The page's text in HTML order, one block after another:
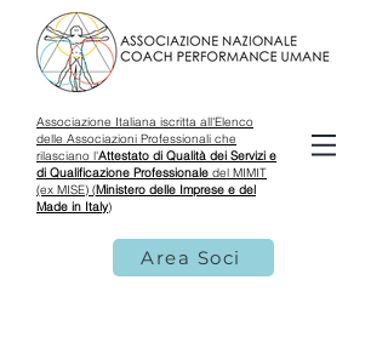
Associazione Italiana iscritta all'Elenco
delle Associazioni Professionali che
rilasciano l'Attestato di Qualità dei Servizi e
di Qualificazione Professionale del MIMIT
(ex MISE) (Ministero delle Imprese e del
Made in Italy)
Area Soci